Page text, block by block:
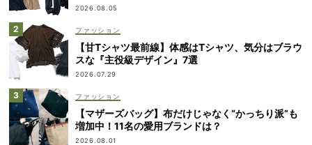
2026.08.05
ファッション
【甘Tシャツ最前線】体感はTシャツ、気分はブラウ
スな『主役級デザイン』7選
2026.07.29
ファッション
【マザーズバッグ】布だけじゃなく“かっちり派”も
増加中！11名の愛用ブランドは？
2026.08.01